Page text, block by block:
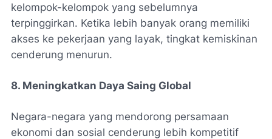
kelompok-kelompok yang sebelumnya
terpinggirkan. Ketika lebih banyak orang memiliki
akses ke pekerjaan yang layak, tingkat kemiskinan
cenderung menurun.
8. Meningkatkan Daya Saing Global
Negara-negara yang mendorong persamaan
ekonomi dan sosial cenderung lebih kompetitif